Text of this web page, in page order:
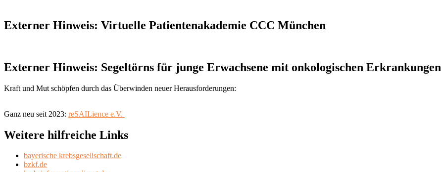
Externer Hinweis: Virtuelle Patientenakademie CCC München
Externer Hinweis: Segeltörns für junge Erwachsene mit onkologischen Erkrankungen
Kraft und Mut schöpfen durch das Überwinden neuer Herausforderungen:
Ganz neu seit 2023: reSAILience e.V.
Weitere hilfreiche Links
bayerische krebsgesellschaft.de
bzkf.de